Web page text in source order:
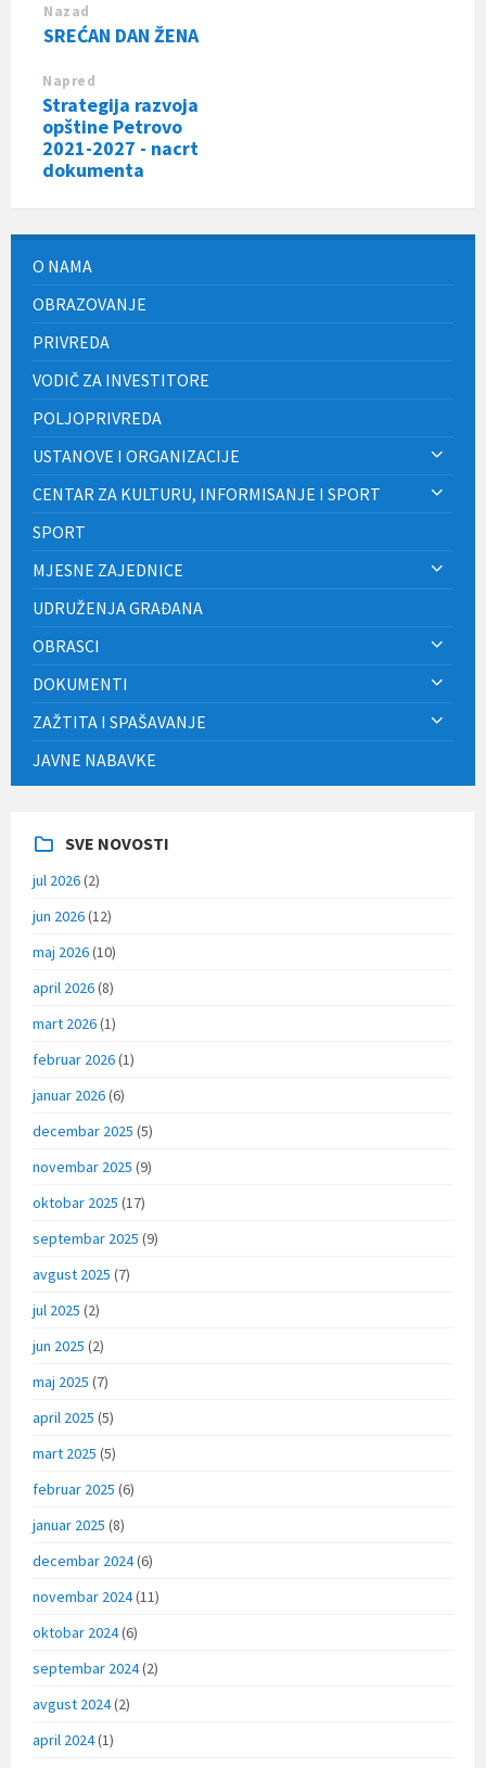
Nazad
SREĆAN DAN ŽENA
Napred
Strategija razvoja
opštine Petrovo
2021-2027 - nacrt
dokumenta
O NAMA
OBRAZOVANJE
PRIVREDA
VODIČ ZA INVESTITORE
POLJOPRIVREDA
USTANOVE I ORGANIZACIJE
CENTAR ZA KULTURU, INFORMISANJE I SPORT
SPORT
MJESNE ZAJEDNICE
UDRUŽENJA GRAĐANA
OBRASCI
DOKUMENTI
ZAŽTITA I SPAŠAVANJE
JAVNE NABAVKE
SVE NOVOSTI
jul 2026(2)
jun 2026(12)
maj 2026(10)
april 2026(8)
mart 2026(1)
februar 2026(1)
januar 2026(6)
decembar 2025 (5)
novembar 2025 (9)
oktobar 2025 (17)
septembar 2025 (9)
avgust 2025 (7)
jul 2025 (2)
jun 2025 (2)
maj 2025 (7)
april 2025 (5)
mart 2025 (5)
februar 2025 (6)
januar 2025 (8)
decembar 2024(6)
novembar 2024(11)
oktobar 2024(6)
septembar 2024(2)
avgust 2024(2)
april 2024(1)